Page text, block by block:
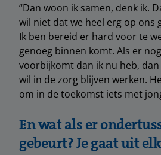
“Dan woon ik samen, denk ik.
wil niet dat we heel erg op ons
Ik ben bereid er hard voor te
genoeg binnen komt. Als er
voorbijkomt dan ik nu heb, dan
wil in de zorg blijven werken.
om in de toekomst iets met
En wat als er
gebeurt? Je gaat uit